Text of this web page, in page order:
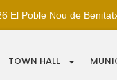
El Poble Nou de
TOWN HALL